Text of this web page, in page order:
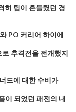
히 팀이 흔들렸던 경
PO 커리어 하이에
추격전을 전개했지
드에 대한 수비가
이 되었던 패전의 내